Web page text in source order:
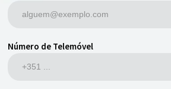
Número de Telemóvel